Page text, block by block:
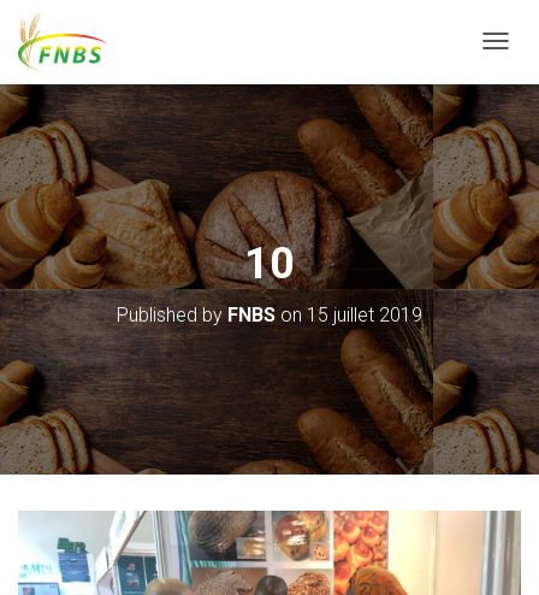
O
G
G
L
E
N
A
V
G
T
I
O
N
10
Published byFNBS on15 juillet 2019